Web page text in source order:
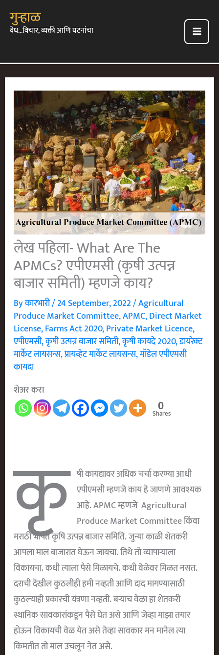
गुऱ्हाळ
वेध...विचार, व्यक्ती आणि घटनांचा
Main
लेख पहिला- What Are The
APMCs? एपीएमसी (कृषी उत्पन्न
बाजार समिती) म्हणजे काय?
Byकारभारी/24 September, 2022/Agricultural
Produce Market Committee,APMC,Direct Market
License,Farms Act 2020,Private Market Licence,
एपीएमसी,कृषी उत्पन्न बाजार समिती,कृषी कायदे 2020,डायरेक्ट
मार्केट लायसन्स,प्रायव्हेट मार्केट लायसन्स,मॉडेल एपीएमसी
कायदा
शेअर करा
0
Shares
कृ षी कायद्यावर अधिक चर्चा करण्या आधी
एपीएमसी म्हणजे काय हे जाणणे आवश्यक
आहे. APMC म्हणजे Agricultural
Produce Market Committee किंवा
मराठी भाषेत कृषि उत्पन्न बाजार समिति. जुन्या काळी शेतकरी
आपला माल बाजारात घेऊन जायचा. तिथे तो व्यापाऱ्याला
विकायचा. कधी त्याला पैसे मिळायचे. कधी वेळेवर मिळत नसत.
दराची देखील कुठलीही हमी नव्हती आणि दाद मागण्यासाठी
कुठल्याही प्रकारची यंत्रणा नव्हती. बऱ्याच वेळा हा शेतकरी
स्थानिक सावकारांकडून पैसे घेत असे आणि जेव्हा माझा तयार
होऊन विकायची वेळ येत असे तेव्हा सावकार मन मानेल त्या
किमतीत तो माल उचलून नेत असे.